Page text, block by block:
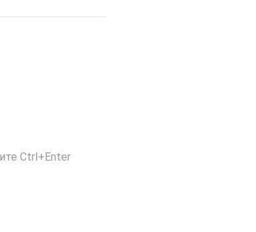
Ctrl+Enter